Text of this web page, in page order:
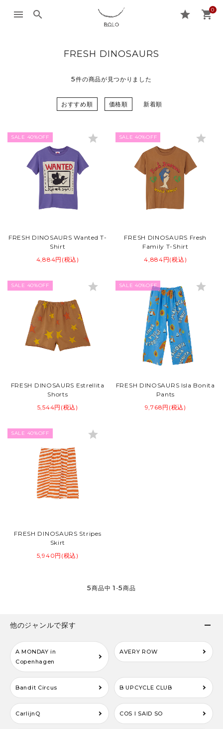
menu search star 0
shopping_cart
FRESH DINOSAURS
5件の商品が見つかりました
おすすめ順 価格順 新着順
SALE 40%OFF
FRESH DINOSAURS Wanted T-
Shirt
4,884円(税込)
star SALE 40%OFF
FRESH DINOSAURS Fresh
Family T-Shirt
4,884円(税込)
star
SALE 40%OFF
FRESH DINOSAURS Estrellita
Shorts
5,544円(税込)
star SALE 40%OFF
FRESH DINOSAURS Isla Bonita
Pants
9,768円(税込)
star
SALE 40%OFF
FRESH DINOSAURS Stripes
Skirt
5,940円(税込)
star
5商品中 1 -5商品
他のジャンルで探す
A MONDAY in
Copenhagen
AVERY ROW
Bandit Circus B UPCYCLE CLUB
CarlijnQ COS I SAID SO